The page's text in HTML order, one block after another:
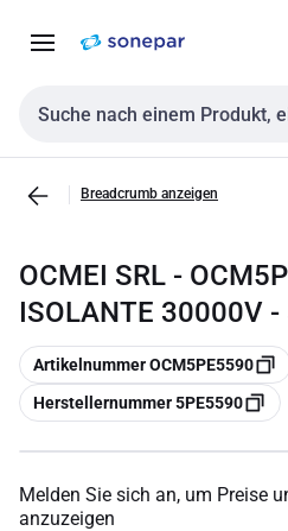
NavigationInhalt
Sucheingabe
Breadcrumb anzeigen
OCMEI SRL -
ISOLANTE 30000V
Kopieren
Artikelnummer OCM5PE5590
Kopieren
Herstellernummer 5PE5590
Melden Sie sich an, um Preise
anzuzeigen